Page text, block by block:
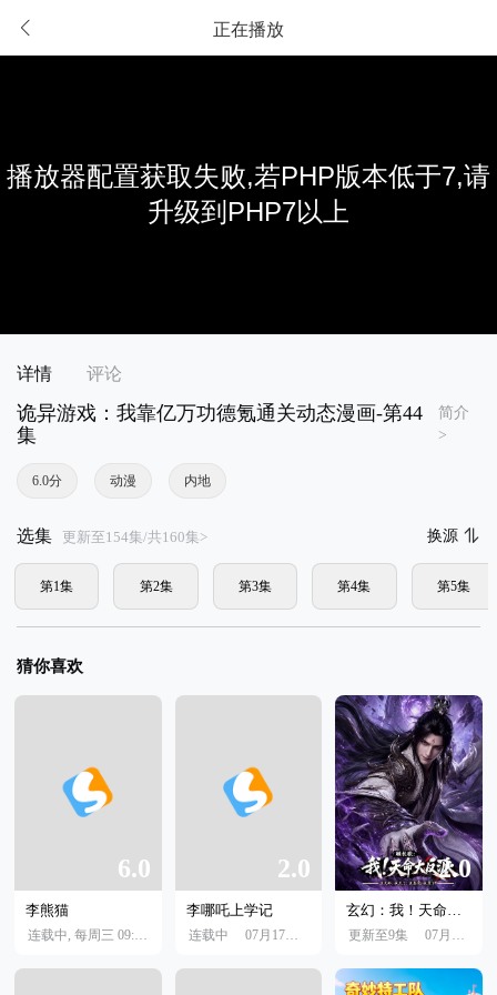
正在播放
详情 评论
诡异游戏：我靠亿万功德氪通关动态漫画-第44
集
简介
>
6.0分 动漫 内地
选集 更新至154集/共160集> 换源
第1集 第2集 第3集 第4集 第5集
猜你喜欢
6.0
李熊猫
连载中, 每周三 09:00更新 07月29日
2.0
李哪吒上学记
连载中 07月17日
2.0
玄幻：我！天命大反派
更新至9集 07月15日